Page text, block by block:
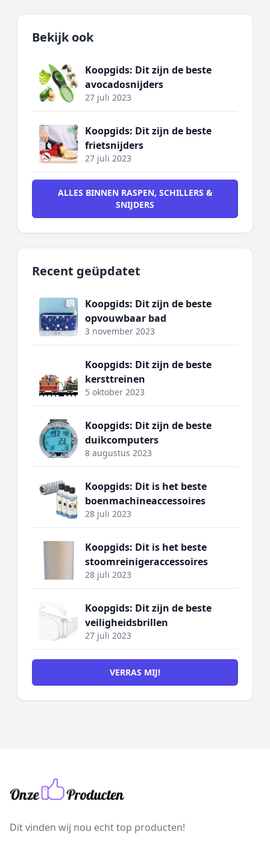
Bekijk ook
Koopgids: Dit zijn de beste
avocadosnijders
27 juli 2023
Koopgids: Dit zijn de beste
frietsnijders
27 juli 2023
ALLES BINNEN RASPEN, SCHILLERS &
SNIJDERS
Recent geüpdatet
Koopgids: Dit zijn de beste
opvouwbaar bad
3 november 2023
Koopgids: Dit zijn de beste
kersttreinen
5 oktober 2023
Koopgids: Dit zijn de beste
duikcomputers
8 augustus 2023
Koopgids: Dit is het beste
boenmachineaccessoires
28 juli 2023
Koopgids: Dit is het beste
stoomreinigeraccessoires
28 juli 2023
Koopgids: Dit zijn de beste
veiligheidsbrillen
27 juli 2023
VERRAS MIJ!
Dit vinden wij nou echt top producten!